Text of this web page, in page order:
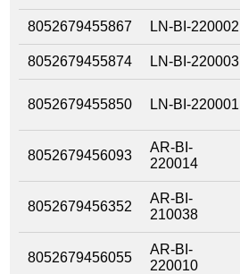
8052679455867 LN-BI-220002
8052679455874 LN-BI-220003
8052679455850 LN-BI-220001
8052679456093
AR-BI-
220014
8052679456352
AR-BI-
210038
8052679456055
AR-BI-
220010